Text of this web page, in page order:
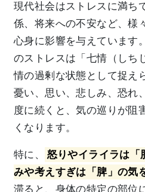
現代社会はストレスに満ち
係、将来への不安など、様
心身に影響を与えています
のストレスは「七情（しち
情の過剰な状態として捉え
憂い、思い、悲しみ、恐れ
度に続くと、気の巡りが阻
くなります。
特に、
怒りやイライラは「
みや考えすぎは「脾」の気
滞ると、身体の特定の部位